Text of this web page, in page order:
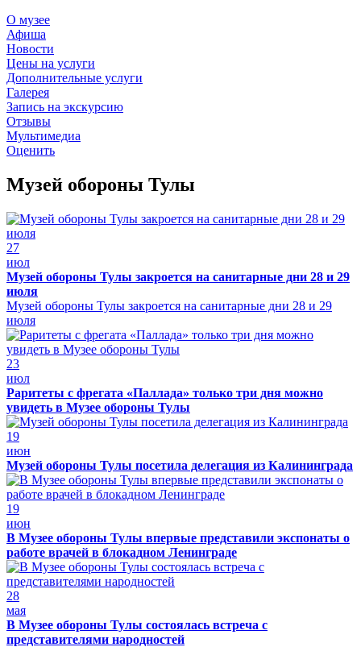
О музее
Афиша
Новости
Цены на услуги
Дополнительные услуги
Галерея
Запись на экскурсию
Отзывы
Мультимедиа
Оценить
Музей обороны Тулы
27
июл
Музей обороны Тулы закроется на санитарные дни 28 и 29
июля
Музей обороны Тулы закроется на санитарные дни 28 и 29
июля
23
июл
Раритеты с фрегата «Паллада» только три дня можно
увидеть в Музее обороны Тулы
19
июн
Музей обороны Тулы посетила делегация из Калининграда
19
июн
В Музее обороны Тулы впервые представили экспонаты о
работе врачей в блокадном Ленинграде
28
мая
В Музее обороны Тулы состоялась встреча с
представителями народностей